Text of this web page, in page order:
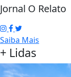
Jornal O Relato
Saiba Mais
+ Lidas